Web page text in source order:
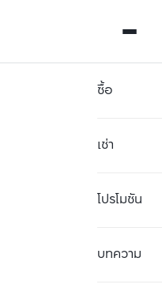
ซื้อ
เช่า
โปรโมชัน
บทความ